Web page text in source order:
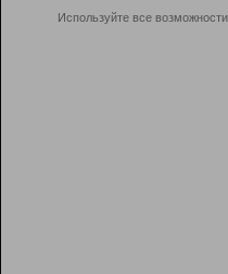
Используйте все